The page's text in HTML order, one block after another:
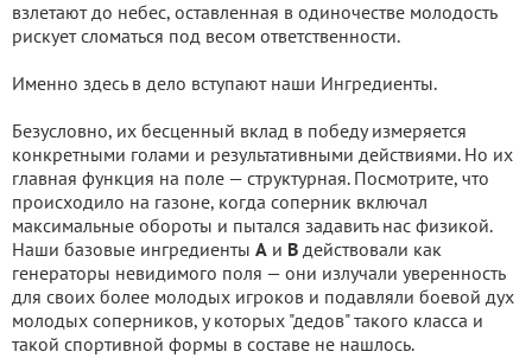
взлетают до небес, оставленная в одиночестве молодость
рискует сломаться под весом ответственности.
Именно здесь в дело вступают наши Ингредиенты.
Безусловно, их бесценный вклад в победу измеряется
конкретными голами и результативными действиями. Но их
главная функция на поле — структурная. Посмотрите, что
происходило на газоне, когда соперник включал
максимальные обороты и пытался задавить нас физикой.
Наши базовые ингредиенты А и В действовали как
генераторы невидимого поля — они излучали уверенность
для своих более молодых игроков и подавляли боевой дух
молодых соперников, у которых "дедов" такого класса и
такой спортивной формы в составе не нашлось.